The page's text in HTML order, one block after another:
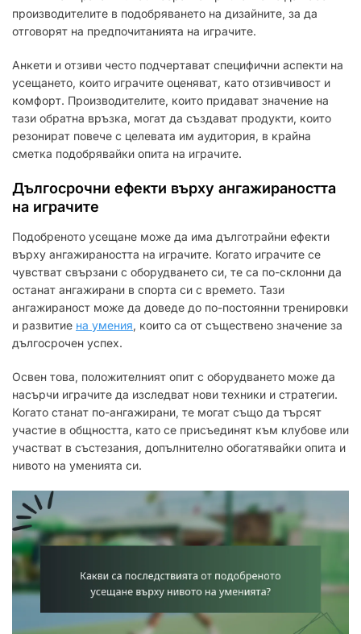
производителите в подобряването на дизайните, за да
отговорят на предпочитанията на играчите.
Анкети и отзиви често подчертават специфични аспекти на
усещането, които играчите оценяват, като отзивчивост и
комфорт. Производителите, които придават значение на
тази обратна връзка, могат да създават продукти, които
резонират повече с целевата им аудитория, в крайна
сметка подобрявайки опита на играчите.
Дългосрочни ефекти върху ангажираността
на играчите
Подобреното усещане може да има дълготрайни ефекти
върху ангажираността на играчите. Когато играчите се
чувстват свързани с оборудването си, те са по-склонни да
останат ангажирани в спорта си с времето. Тази
ангажираност може да доведе до по-постоянни тренировки
и развитие на умения, които са от съществено значение за
дългосрочен успех.
Освен това, положителният опит с оборудването може да
насърчи играчите да изследват нови техники и стратегии.
Когато станат по-ангажирани, те могат също да търсят
участие в общността, като се присъединят към клубове или
участват в състезания, допълнително обогатявайки опита и
нивото на уменията си.